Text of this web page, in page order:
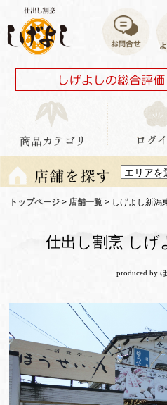
トップページ > 店舗一覧 > しげよし新潟
仕出し割烹 しげ
produced by